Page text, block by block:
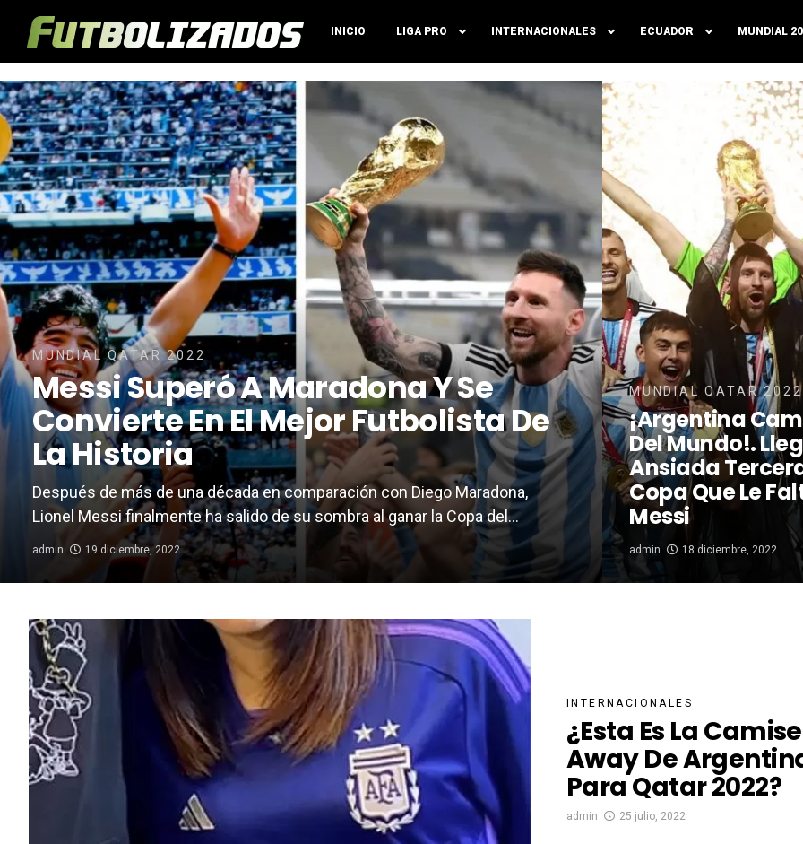
INICIO LIGA PRO INTERNACIONALES ECUADOR MUNDIAL
MUNDIAL QATAR 2022
Messi Superó A Maradona Y Se
Convierte En El Mejor Futbolista De
La Historia
Después de más de una década en comparación con Diego Maradona,
Lionel Messi finalmente ha salido de su sombra al ganar la Copa del...
admin 19 diciembre, 2022
MUNDIAL QATAR 2022
¡Argentina
Del Mundo!.
Ansiada
Copa Que Le
Messi
admin 18 diciembre, 2022
INTERNACIONALES
¿Esta Es La
Away De
Para Qatar 2022?
admin 25 julio, 2022